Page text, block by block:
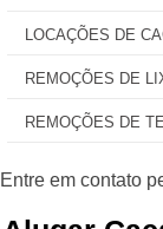
LOCAÇÕES DE
REMOÇÕES DE
REMOÇÕES DE